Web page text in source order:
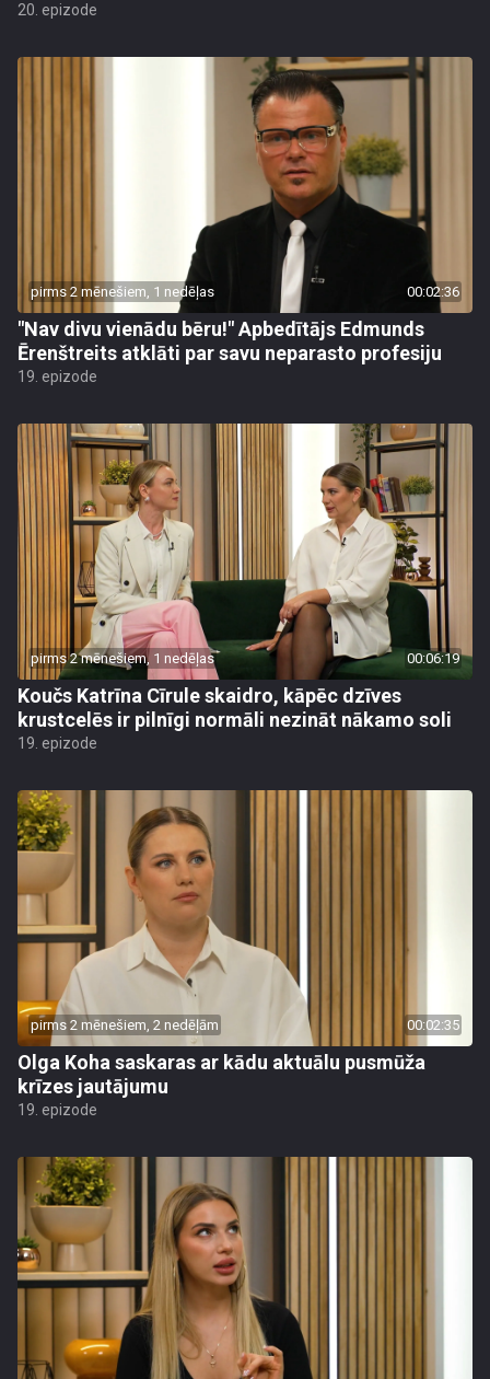
20. epizode
pirms 2 mēnešiem, 1 nedēļas 00:02:36
"Nav divu vienādu bēru!" Apbedītājs Edmunds
Ērenštreits atklāti par savu neparasto profesiju
19. epizode
pirms 2 mēnešiem, 1 nedēļas 00:06:19
Koučs Katrīna Cīrule skaidro, kāpēc dzīves
krustcelēs ir pilnīgi normāli nezināt nākamo soli
19. epizode
pirms 2 mēnešiem, 2 nedēļām 00:02:35
Olga Koha saskaras ar kādu aktuālu pusmūža
krīzes jautājumu
19. epizode